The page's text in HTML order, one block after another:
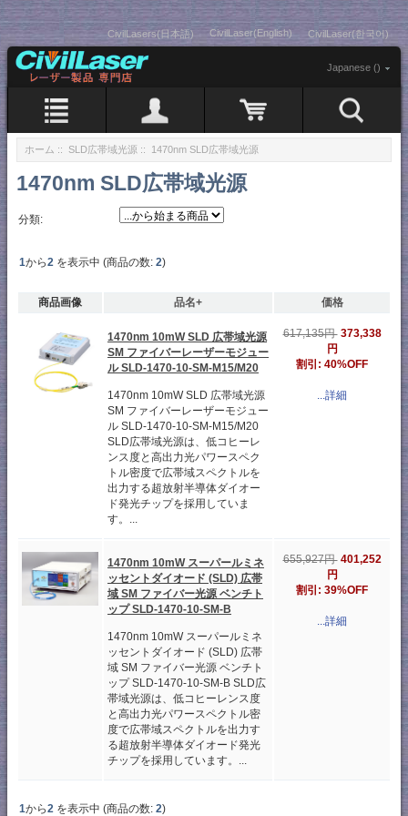
CivilLasers(日本語) CivilLaser(English) CivilLaser(한국어)
Japanese ()
ホーム :: SLD広帯域光源 :: 1470nm SLD広帯域光源
1470nm SLD広帯域光源
分類:
1から2 を表示中 (商品の数: 2)
商品画像 品名+ 価格
1470nm 10mW SLD 広帯域光源
SM ファイバーレーザーモジュー
ル SLD-1470-10-SM-M15/M20
1470nm 10mW SLD 広帯域光源
SM ファイバーレーザーモジュー
ル SLD-1470-10-SM-M15/M20
SLD広帯域光源は、低コヒーレ
ンス度と高出力光パワースペク
トル密度で広帯域スペクトルを
出力する超放射半導体ダイオー
ド発光チップを採用していま
す。...
617,135円 373,338
円
割引: 40%OFF
...詳細
1470nm 10mW スーパールミネ
ッセントダイオード (SLD) 広帯
域 SM ファイバー光源 ベンチト
ップ SLD-1470-10-SM-B
1470nm 10mW スーパールミネ
ッセントダイオード (SLD) 広帯
域 SM ファイバー光源 ベンチト
ップ SLD-1470-10-SM-B SLD広
帯域光源は、低コヒーレンス度
と高出力光パワースペクトル密
度で広帯域スペクトルを出力す
る超放射半導体ダイオード発光
チップを採用しています。...
655,927円 401,252
円
割引: 39%OFF
...詳細
1から2 を表示中 (商品の数: 2)